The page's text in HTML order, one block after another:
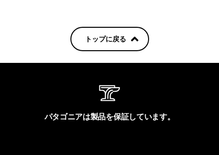
トップに戻る
パタゴニアは製品を保証しています。